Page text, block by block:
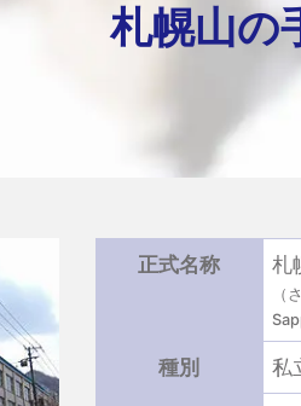
札幌山の
正式名称 札
（
種別 私